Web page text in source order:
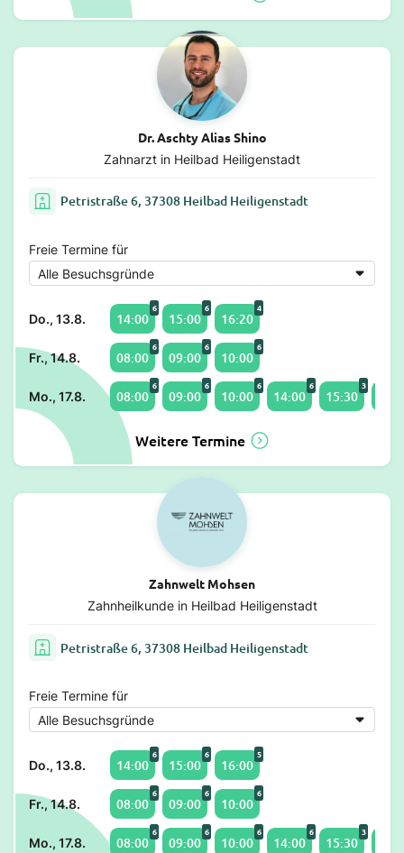
Dr. Aschty Alias Shino
Zahnarzt in Heilbad Heiligenstadt
Petristraße 6, 37308 Heilbad Heiligenstadt
Freie Termine für
Do., 13.8. 14:00
6
15:00
6
16:20
4
Fr., 14.8. 08:00
6
09:00
6
10:00
6
Mo., 17.8. 08:00
6
09:00
6
10:00
6
14:00
6
15:30
3
Weitere Termine
Zahnwelt Mohsen
Zahnheilkunde in Heilbad Heiligenstadt
Petristraße 6, 37308 Heilbad Heiligenstadt
Freie Termine für
Do., 13.8. 14:00
6
15:00
6
16:00
5
Fr., 14.8. 08:00
6
09:00
6
10:00
6
Mo., 17.8. 08:00
6
09:00
6
10:00
6
14:00
6
15:30
3